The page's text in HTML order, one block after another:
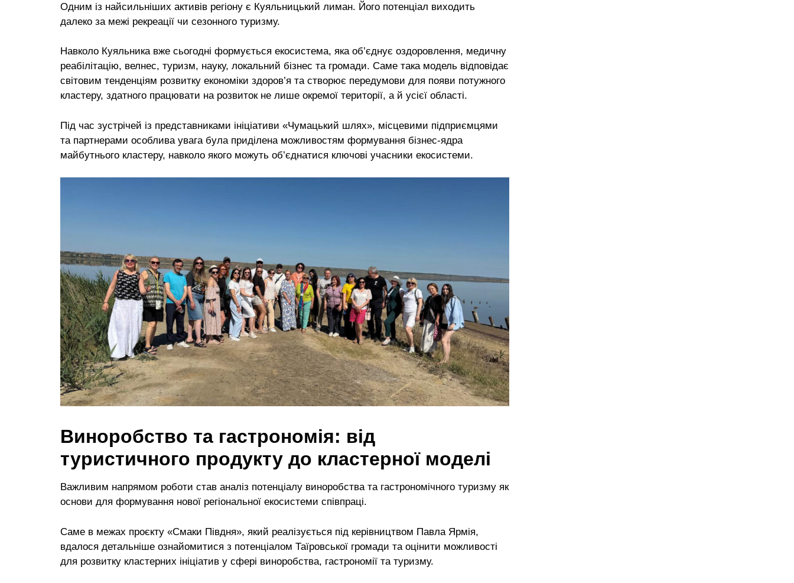
Одним із найсильніших активів регіону є Куяльницький лиман. Його потенціал виходить
далеко за межі рекреації чи сезонного туризму.
Навколо Куяльника вже сьогодні формується екосистема, яка об’єднує оздоровлення, медичну
реабілітацію, велнес, туризм, науку, локальний бізнес та громади. Саме така модель відповідає
світовим тенденціям розвитку економіки здоров’я та створює передумови для появи потужного
кластеру, здатного працювати на розвиток не лише окремої території, а й усієї області.
Під час зустрічей із представниками ініціативи «Чумацький шлях», місцевими підприємцями
та партнерами особлива увага була приділена можливостям формування бізнес-ядра
майбутнього кластеру, навколо якого можуть об’єднатися ключові учасники екосистеми.
Виноробство та гастрономія: від
туристичного продукту до кластерної моделі
Важливим напрямом роботи став аналіз потенціалу виноробства та гастрономічного туризму як
основи для формування нової регіональної екосистеми співпраці.
Саме в межах проєкту «Смаки Півдня», який реалізується під керівництвом Павла Ярмія,
вдалося детальніше ознайомитися з потенціалом Таїровської громади та оцінити можливості
для розвитку кластерних ініціатив у сфері виноробства, гастрономії та туризму.